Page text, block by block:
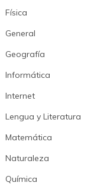
Física
General
Geografía
Informática
Internet
Lengua y Literatura
Matemática
Naturaleza
Química